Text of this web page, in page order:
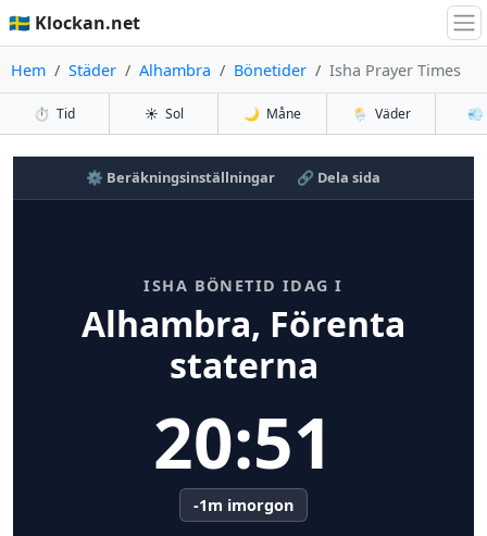
🇸🇪 Klockan.net
Hem Städer Alhambra Bönetider Isha Prayer Times
⏱️ Tid ☀️ Sol 🌙 Måne 🌦️ Väder 💨
⚙️ Beräkningsinställningar 🔗 Dela sida
ISHA BÖNETID IDAG I
Alhambra, Förenta
staterna
20:51
-1m imorgon